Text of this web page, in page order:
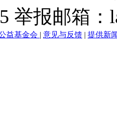
举报邮箱
益基金会 | 意见与反馈 | 提供新